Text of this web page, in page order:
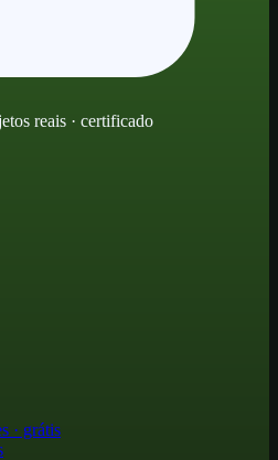
reais · certificado
· grátis